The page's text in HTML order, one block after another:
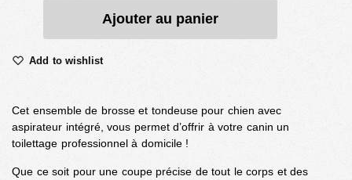
Ajouter au panier
Add to wishlist
Cet ensemble de brosse et tondeuse pour chien avec
aspirateur intégré, vous permet d’offrir à votre canin un
toilettage professionnel à domicile !
Que ce soit pour une coupe précise de tout le corps et des